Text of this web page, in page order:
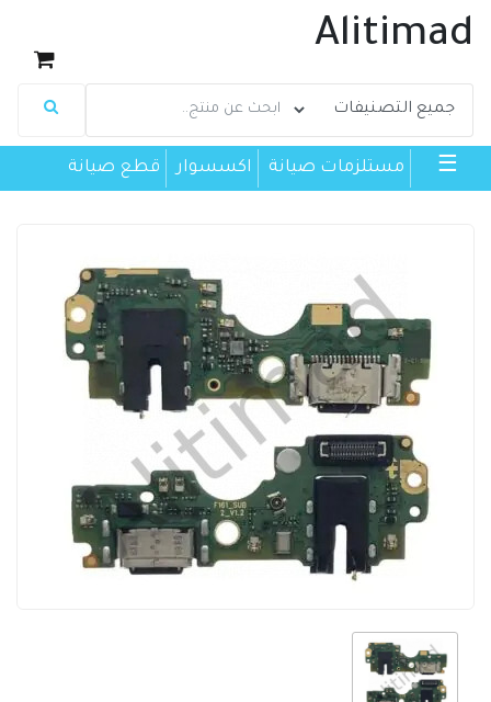
Alitimad
☰ مستلزمات صيانة اكسسوار قطع صيانة